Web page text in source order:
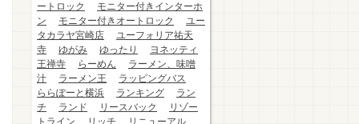
ートロック
モニター付きインターホ
ン
モニター付きオートロック
ユー
タカラヤ宮崎店
ユーフォリア祐天
寺
ゆがみ ゆったり
ヨネッティ
王禅寺
らーめん
ラーメン、味噌
汁
ラーメン王
ラッピングバス
ららぽーと横浜
ランキング
ラン
チ
ランド リースバック
リゾー
トライン
リッチ
リニューアル